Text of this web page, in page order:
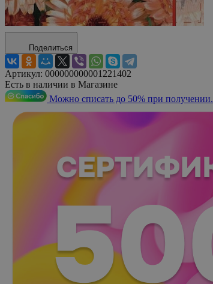
Поделиться
Артикул: 000000000001221402
Есть в наличии в Магазине
Можно списать до 50% при получении.